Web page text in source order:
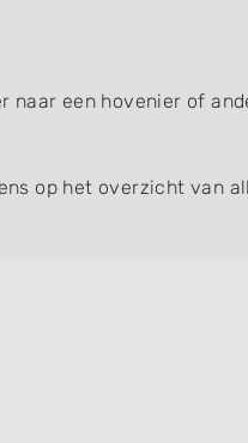
een hovenier of
op het overzicht van